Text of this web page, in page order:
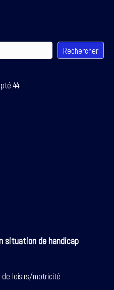
Rechercher
44
situation de handicap
loisirs/motricité